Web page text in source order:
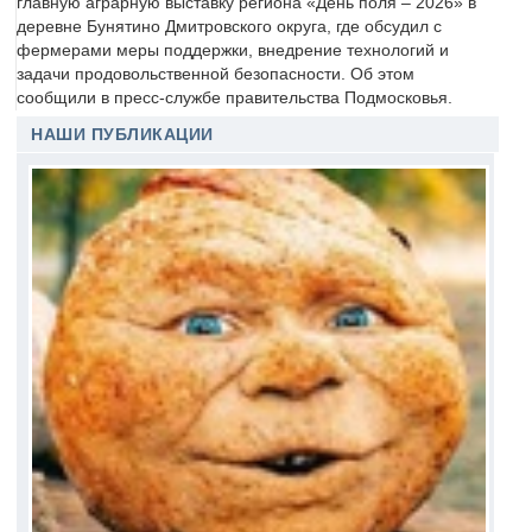
деревне Бунятино Дмитровского округа, где обсудил с
фермерами меры поддержки, внедрение технологий и
задачи продовольственной безопасности. Об этом
сообщили в пресс-службе правительства Подмосковья.
НАШИ ПУБЛИКАЦИИ